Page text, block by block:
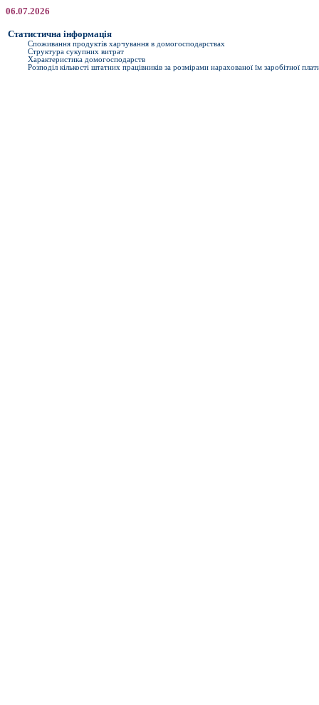
06.07.2026
Статистична інформація
Споживання продуктів харчування в домогосподарствах
Структура сукупних витрат
Характеристика домогосподарств
Розподіл кількості штатних працівників за розмірами нарахованої їм заробітної